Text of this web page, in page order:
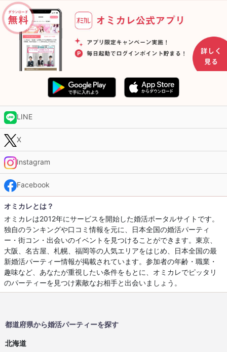
LINE
X
Instagram
Facebook
オミカレとは？
オミカレは2012年にサービスを開始した婚活ポータルサイトです。
独自のランキングや口コミ情報を元に、日本全国の婚活パーティ
ー・街コン・出会いのイベントを見つけることができます。東京、
大阪、名古屋、札幌、福岡等の人気エリアをはじめ、日本全国の最
新婚活パーティー情報が掲載されています。参加者の年齢・職業・
趣味など、あなたが重視したい条件をもとに、オミカレでピッタリ
のパーティーを見つけ素敵なお相手と出会いましょう。
都道府県から婚活パーティーを探す
北海道